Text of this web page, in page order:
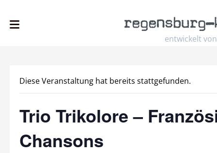
entwickelt von
regensburg–
Diese Veranstaltung hat bereits stattgefunden.
Trio Trikolore –
Chansons